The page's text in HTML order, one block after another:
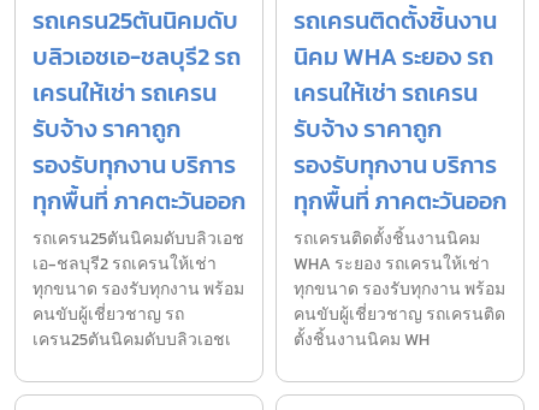
รถเครน25ตันนิคมดับ
บลิวเอชเอ-ชลบุรี2 รถ
เครนให้เช่า รถเครน
รับจ้าง ราคาถูก
รองรับทุกงาน บริการ
ทุกพื้นที่ ภาคตะวันออก
รถเครน25ตันนิคมดับบลิวเอช
เอ-ชลบุรี2 รถเครนให้เช่า
ทุกขนาด รองรับทุกงาน พร้อม
คนขับผู้เชี่ยวชาญ รถ
เครน25ตันนิคมดับบลิวเอชเ
รถเครนติดตั้งชิ้นงาน
นิคม WHA ระยอง รถ
เครนให้เช่า รถเครน
รับจ้าง ราคาถูก
รองรับทุกงาน บริการ
ทุกพื้นที่ ภาคตะวันออก
รถเครนติดตั้งชิ้นงานนิคม
WHA ระยอง รถเครนให้เช่า
ทุกขนาด รองรับทุกงาน พร้อม
คนขับผู้เชี่ยวชาญ รถเครนติด
ตั้งชิ้นงานนิคม WH